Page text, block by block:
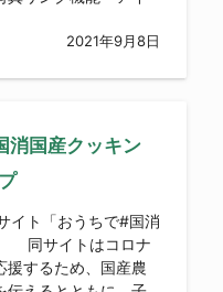
2021年9月8日
消国産クッキン
イト「おうちで#国消
同サイトはコロナ
援するため、国産農